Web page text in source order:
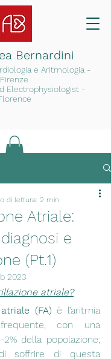
Bernardini
e Aritmologia -
Firenze
Electrophysiologist -
Atriale:
e
(Pt.1)
di lettura: 2 min
2023
atriale?
(FA) è l’aritmia
con una
2% della popolazione;
soffrire di questa